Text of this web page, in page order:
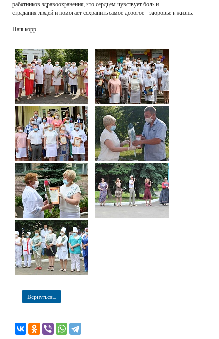
работников здравоохранения, кто сердцем чувствует боль и
страдания людей и помогает сохранить самое дорогое - здоровье и жизнь.
Наш корр.
Вернуться...